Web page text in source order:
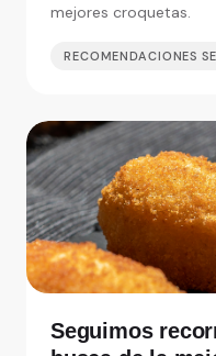
mejores croquetas.
RECOMENDACIONES
Seguimos